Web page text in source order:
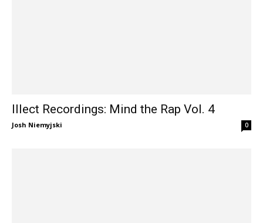
Illect Recordings: Mind the Rap Vol. 4
Josh Niemyjski 0